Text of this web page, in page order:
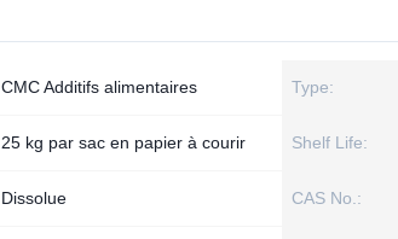
CMC Additifs alimentaires Type:
25 kg par sac en papier à courir Shelf Life:
Dissolue CAS No.: